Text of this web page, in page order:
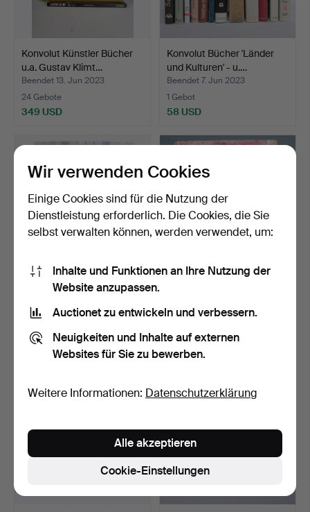
Konvolut Künstler Bücher
u.a. Gustav Klimt…
Beendet 13. Jun 2023
24 Gebote
349 USD
Konvolut Bücher 'Länder
und Kulturen' - u.…
Beendet 7. Jun 2023
1 Gebot
58 USD
JÜRGEN LEWANDOWSKI.
Beendet 17. Mai 2023
1 Gebot
185 USD
Beendet 11. Mai 2023
58 USD
Wir verwenden Cookies
Einige Cookies sind für die Nutzung der
Dienstleistung erforderlich. Die Cookies, die Sie
selbst verwalten können, werden verwendet, um:
Inhalte und Funktionen an Ihre Nutzung der
Website anzupassen.
Auctionet zu entwickeln und verbessern.
Neuigkeiten und Inhalte auf externen
Websites für Sie zu bewerben.
Weitere Informationen: Datenschutzerklärung
Cookie-Einstellungen
Alle akzeptieren